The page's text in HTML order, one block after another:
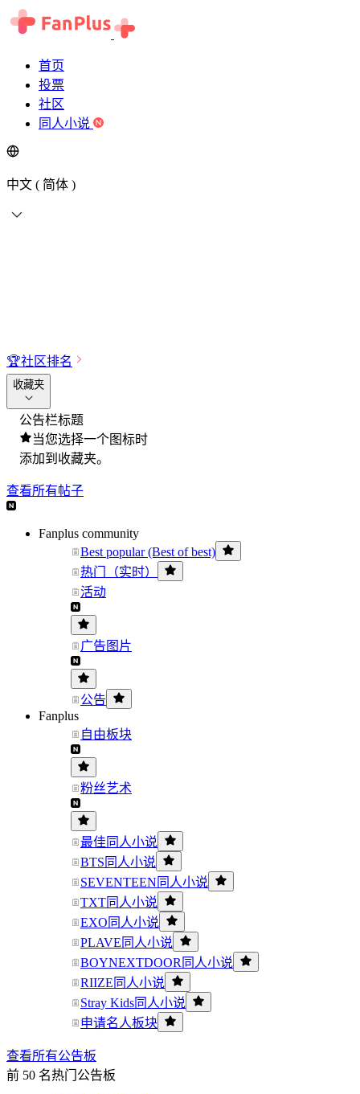
首页
投票
社区
同人小说
中文 ( 简体 )
🏆社区排名
收藏夹
公告栏标题
当您选择一个图标时
添加到收藏夹。
查看所有帖子
Fanplus community
Best popular (Best of best)
热门（实时）
活动
广告图片
公告
Fanplus
自由板块
粉丝艺术
最佳同人小说
BTS同人小说
SEVENTEEN同人小说
TXT同人小说
EXO同人小说
PLAVE同人小说
BOYNEXTDOOR同人小说
RIIZE同人小说
Stray Kids同人小说
申请名人板块
查看所有公告板
前 50 名热门公告板